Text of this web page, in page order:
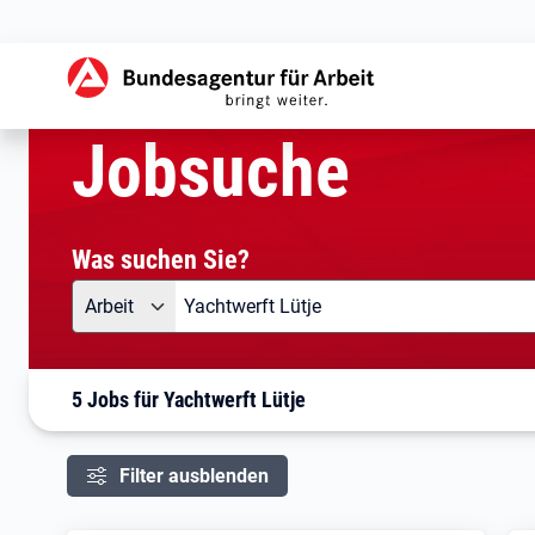
Startseite
Jobsuche
Was suchen Sie?
Angebotsart
Arbeit Was suchen Sie?
5 Jobs für Yachtwerft Lütje
Filter ausblenden